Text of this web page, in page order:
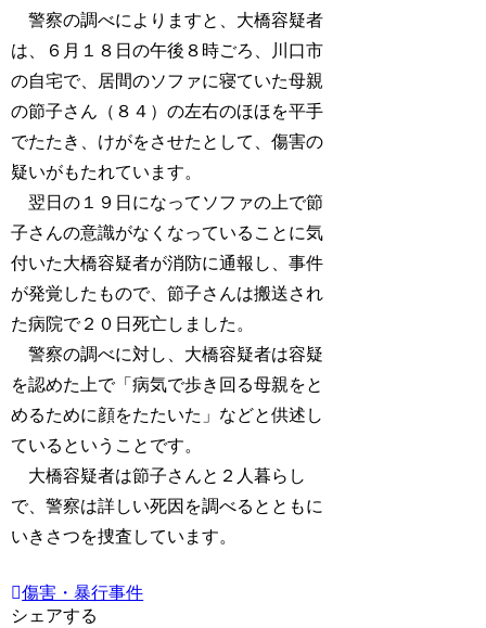
警察の調べによりますと、大橋容疑者
は、６月１８日の午後８時ごろ、川口市
の自宅で、居間のソファに寝ていた母親
の節子さん（８４）の左右のほほを平手
でたたき、けがをさせたとして、傷害の
疑いがもたれています。
翌日の１９日になってソファの上で節
子さんの意識がなくなっていることに気
付いた大橋容疑者が消防に通報し、事件
が発覚したもので、節子さんは搬送され
た病院で２０日死亡しました。
警察の調べに対し、大橋容疑者は容疑
を認めた上で「病気で歩き回る母親をと
めるために顔をたたいた」などと供述し
ているということです。
大橋容疑者は節子さんと２人暮らし
で、警察は詳しい死因を調べるとともに
いきさつを捜査しています。
傷害・暴行事件
シェアする